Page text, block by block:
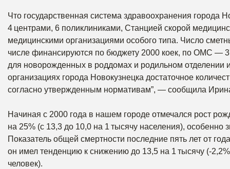
Что государственная система здравоохранения города
4 центрами, 6 поликлиниками, Станцией скорой
медицинскими организациями особого типа. Число
числе финансируются по бюджету 2000 коек, по ОМС —
для новорожденных в роддомах и родильном отделении
организациях города Новокузнецка достаточное
согласно утвержденным нормативам”, — сообщила
Начиная с 2000 года в нашем городе отмечался рост
на 25% (с 13,3 до 10,0 на 1 тысячу населения), особенно
Показатель общей смертности последние пять лет от
он имел тенденцию к снижению до 13,5 на 1 тысячу (-
человек).